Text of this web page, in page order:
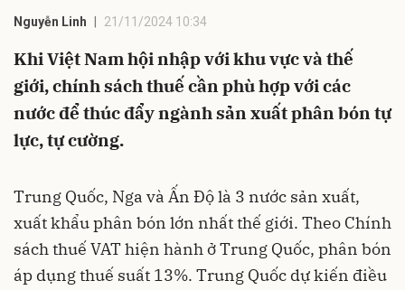
Nguyễn Linh 21/11/2024 10:34
Khi Việt Nam hội nhập với khu vực và thế
giới, chính sách thuế cần phù hợp với các
nước để thúc đẩy ngành sản xuất phân bón tự
lực, tự cường.
Trung Quốc, Nga và Ấn Độ là 3 nước sản xuất,
xuất khẩu phân bón lớn nhất thế giới. Theo Chính
sách thuế VAT hiện hành ở Trung Quốc, phân bón
áp dụng thuế suất 13%. Trung Quốc dự kiến điều
Hủy